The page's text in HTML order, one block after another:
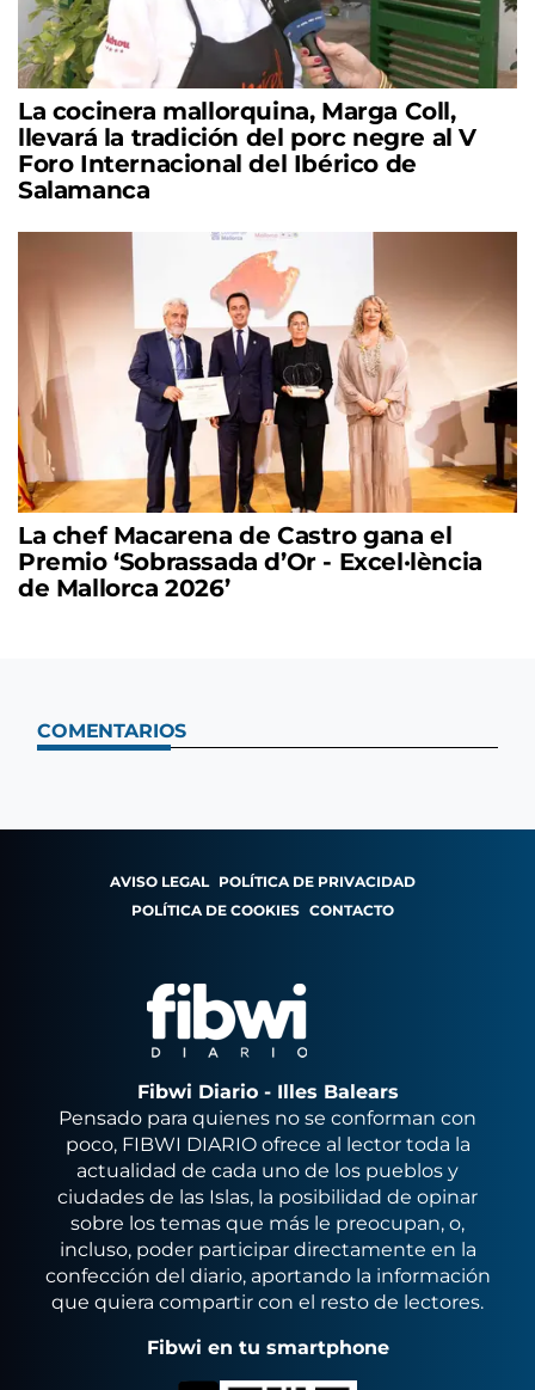
La cocinera mallorquina, Marga Coll,
llevará la tradición del porc negre al V
Foro Internacional del Ibérico de
Salamanca
La chef Macarena de Castro gana el
Premio ‘Sobrassada d’Or - Excel·lència
de Mallorca 2026’
COMENTARIOS
AVISO LEGAL POLÍTICA DE PRIVACIDAD
POLÍTICA DE COOKIES CONTACTO
Fibwi Diario - Illes Balears
Pensado para quienes no se conforman con
poco, FIBWI DIARIO ofrece al lector toda la
actualidad de cada uno de los pueblos y
ciudades de las Islas, la posibilidad de opinar
sobre los temas que más le preocupan, o,
incluso, poder participar directamente en la
confección del diario, aportando la información
que quiera compartir con el resto de lectores.
Fibwi en tu smartphone